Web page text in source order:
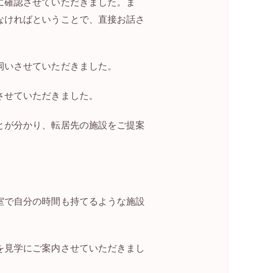
認させていただきました。ま
ればということで、直接お話さ
させていただきました。
ていただきました。
分かり、転居先の施設をご提案
自分の時間も持てるような施設
学にご案内させていただきまし